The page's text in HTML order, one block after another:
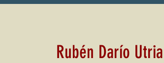
Rubén Darío Utria